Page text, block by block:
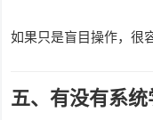
如果只是盲目操作，很
五、有没有系统